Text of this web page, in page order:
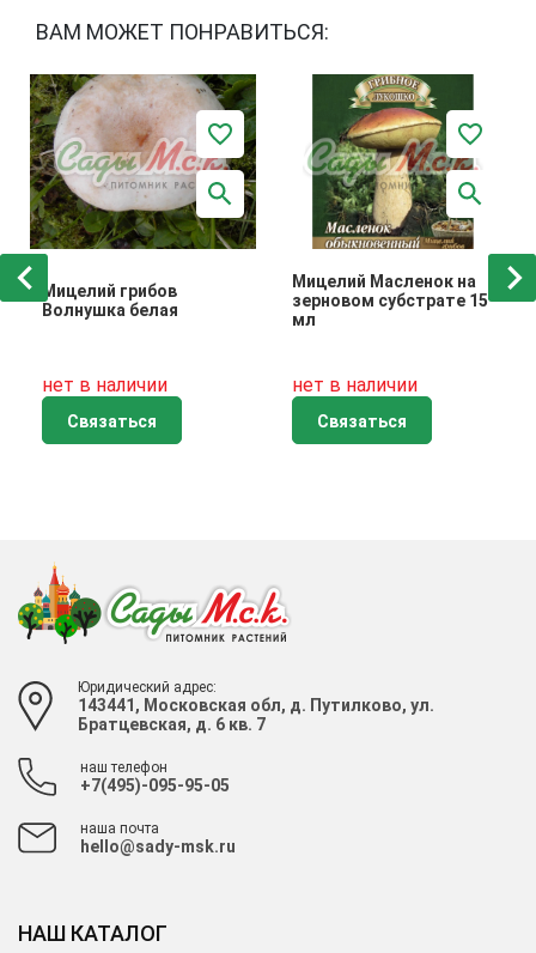
ВАМ МОЖЕТ ПОНРАВИТЬСЯ:
Мицелий грибов
Волнушка белая
нет в наличии
Связаться
Мицелий Масленок на
зерновом субстрате 15
мл
нет в наличии
Связаться
Юридический адрес:
143441, Московская обл, д. Путилково, ул.
Братцевская, д. 6 кв. 7
наш телефон
+7(495)-095-95-05
наша почта
hello@sady-msk.ru
НАШ КАТАЛОГ